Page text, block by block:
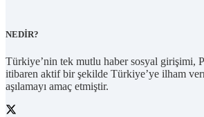
NEDİR?
Türkiye’nin tek mutlu haber sosyal girişimi,
itibaren aktif bir şekilde Türkiye’ye ilham
aşılamayı amaç etmiştir.